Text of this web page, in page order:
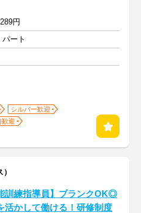
円
ート
シルバー歓迎
歓迎
訓練指導員】ブランクOK◎
活かして働ける！研修制度